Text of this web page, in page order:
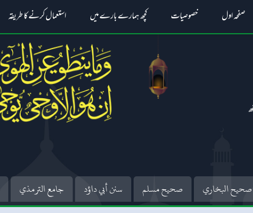
صفحہ اول خصوصیات کچھ ہمارے بارے میں استعمال کرنے کا طریقہ
صحيح البخاري صحيح مسلم سنن أبي داؤد جامع الترمذي